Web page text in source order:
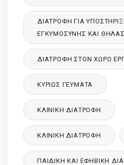
ΔΙΑΤΡΟΦΉ ΓΙΑ
ΕΓΚΥΜΟΣΎΝΗΣ ΚΑΙ
ΔΙΑΤΡΟΦΉ ΣΤΟΝ ΧΏΡΟ
ΚΥΡΙΩΣ ΓΕΥΜΑΤΑ
ΚΛΙΝΙΚΉ ΔΙΑΤΡΟΦΉ
ΚΛΙΝΙΚΉ ΔΙΑΤΡΟΦΉ
ΠΑΙΔΙΚΉ ΚΑΙ ΕΦΗΒΙΚΉ